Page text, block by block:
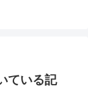
ている記